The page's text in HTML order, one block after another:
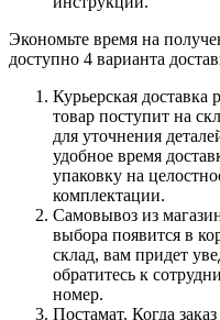
Экономьте время на
доступно 4 варианта
Курьерская доставка
товар поступит на
для уточнения
удобное время
упаковку на
комплектации.
Самовывоз из
выбора появится в
склад, вам придет
обратитесь к
номер.
Постамат. Когда